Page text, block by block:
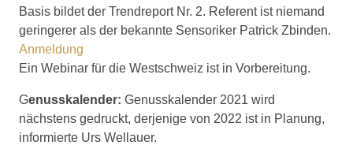
Basis bildet der Trendreport Nr. 2. Referent ist niemand
geringerer als der bekannte Sensoriker Patrick Zbinden.
Anmeldung
Ein Webinar für die Westschweiz ist in Vorbereitung.
Genusskalender: Genusskalender 2021 wird
nächstens gedruckt, derjenige von 2022 ist in Planung,
informierte Urs Wellauer.